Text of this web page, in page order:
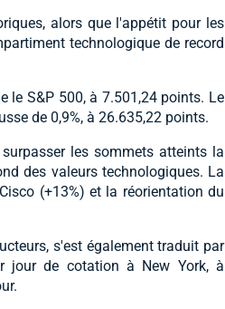
alors que l'appétit pour les
technologique de record
le S&P 500, à 7.501,24 points. Le
de 0,9%, à 26.635,22 points.
les sommets atteints la
des valeurs technologiques. La
(+13%) et la réorientation du
s'est également traduit par
jour de cotation à New York, à